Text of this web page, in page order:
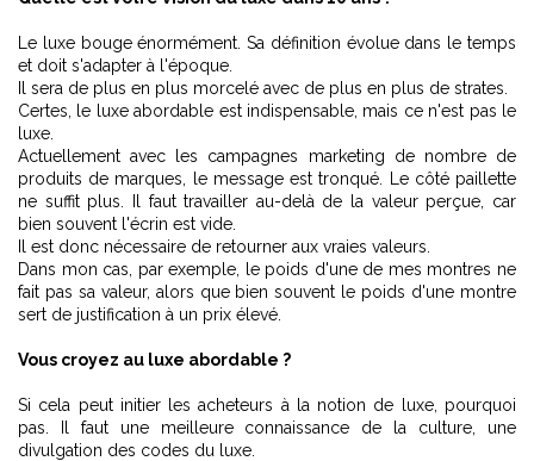
Le luxe bouge énormément. Sa définition évolue dans le temps
et doit s'adapter à l'époque.
Il sera de plus en plus morcelé avec de plus en plus de strates.
Certes, le luxe abordable est indispensable, mais ce n'est pas le
luxe.
Actuellement avec les campagnes marketing de nombre de
produits de marques, le message est tronqué. Le côté paillette
ne suffit plus. Il faut travailler au-delà de la valeur perçue, car
bien souvent l'écrin est vide.
Il est donc nécessaire de retourner aux vraies valeurs.
Dans mon cas, par exemple, le poids d'une de mes montres ne
fait pas sa valeur, alors que bien souvent le poids d'une montre
sert de justification à un prix élevé.
Vous croyez au luxe abordable ?
Si cela peut initier les acheteurs à la notion de luxe, pourquoi
pas. Il faut une meilleure connaissance de la culture, une
divulgation des codes du luxe.